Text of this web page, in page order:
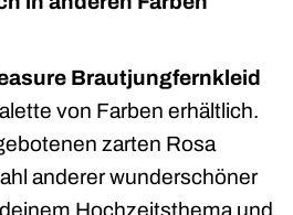
Brautjungfernkleid
von Farben erhältlich.
zarten Rosa
anderer wunderschöner